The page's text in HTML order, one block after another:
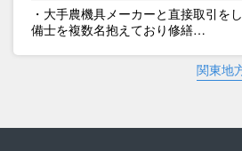
・大手農機具メーカーと直接取引を
備士を複数名抱えており修繕…
関東地